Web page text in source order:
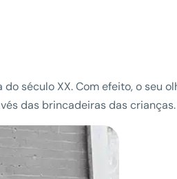
século XX. Com efeito, o seu
das brincadeiras das crianças.